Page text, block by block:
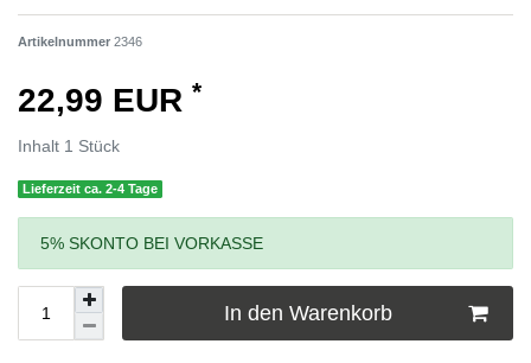
Artikelnummer 2346
22,99 EUR *
Inhalt 1 Stück
Lieferzeit ca. 2-4 Tage
5% SKONTO BEI VORKASSE
In den Warenkorb